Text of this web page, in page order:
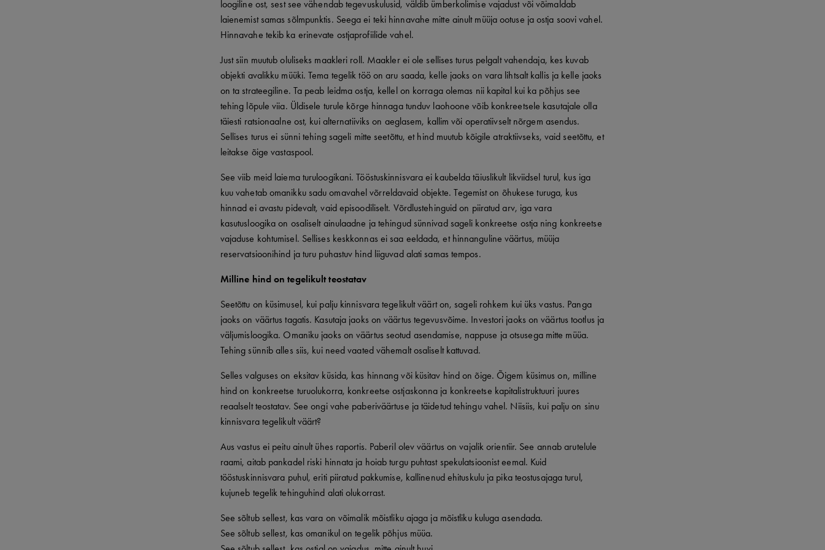
loogiline ost, sest see vähendab tegevuskulusid, väldib ümberkolimise vajadust või võimaldab
laienemist samas sõlmpunktis. Seega ei teki hinnavahe mitte ainult müüja ootuse ja ostja soovi vahel.
Hinnavahe tekib ka erinevate ostjaprofiilide vahel.
Just siin muutub oluliseks maakleri roll. Maakler ei ole sellises turus pelgalt vahendaja, kes kuvab
objekti avalikku müüki. Tema tegelik töö on aru saada, kelle jaoks on vara lihtsalt kallis ja kelle jaoks
on ta strateegiline. Ta peab leidma ostja, kellel on korraga olemas nii kapital kui ka põhjus see
tehing lõpule viia. Üldisele turule kõrge hinnaga tunduv laohoone võib konkreetsele kasutajale olla
täiesti ratsionaalne ost, kui alternatiiviks on aeglasem, kallim või operatiivselt nõrgem asendus.
Sellises turus ei sünni tehing sageli mitte seetõttu, et hind muutub kõigile atraktiivseks, vaid seetõttu, et
leitakse õige vastaspool.
See viib meid laiema turuloogikani. Tööstuskinnisvara ei kaubelda täiuslikult likviidsel turul, kus iga
kuu vahetab omanikku sadu omavahel võrreldavaid objekte. Tegemist on õhukese turuga, kus
hinnad ei avastu pidevalt, vaid episoodiliselt. Võrdlustehinguid on piiratud arv, iga vara
kasutusloogika on osaliselt ainulaadne ja tehingud sünnivad sageli konkreetse ostja ning konkreetse
vajaduse kohtumisel. Sellises keskkonnas ei saa eeldada, et hinnanguline väärtus, müüja
reservatsioonihind ja turu puhastuv hind liiguvad alati samas tempos.
Milline hind on tegelikult teostatav
Seetõttu on küsimusel, kui palju kinnisvara tegelikult väärt on, sageli rohkem kui üks vastus. Panga
jaoks on väärtus tagatis. Kasutaja jaoks on väärtus tegevusvõime. Investori jaoks on väärtus tootlus ja
väljumisloogika. Omaniku jaoks on väärtus seotud asendamise, nappuse ja otsusega mitte müüa.
Tehing sünnib alles siis, kui need vaated vähemalt osaliselt kattuvad.
Selles valguses on eksitav küsida, kas hinnang või küsitav hind on õige. Õigem küsimus on, milline
hind on konkreetse turuolukorra, konkreetse ostjaskonna ja konkreetse kapitalistruktuuri juures
reaalselt teostatav. See ongi vahe paberiväärtuse ja täidetud tehingu vahel. Niisiis, kui palju on sinu
kinnisvara tegelikult väärt?
Aus vastus ei peitu ainult ühes raportis. Paberil olev väärtus on vajalik orientiir. See annab arutelule
raami, aitab pankadel riski hinnata ja hoiab turgu puhtast spekulatsioonist eemal. Kuid
tööstuskinnisvara puhul, eriti piiratud pakkumise, kallinenud ehituskulu ja pika teostusajaga turul,
kujuneb tegelik tehinguhind alati olukorrast.
See sõltub sellest, kas vara on võimalik mõistliku ajaga ja mõistliku kuluga asendada.
See sõltub sellest, kas omanikul on tegelik põhjus müüa.